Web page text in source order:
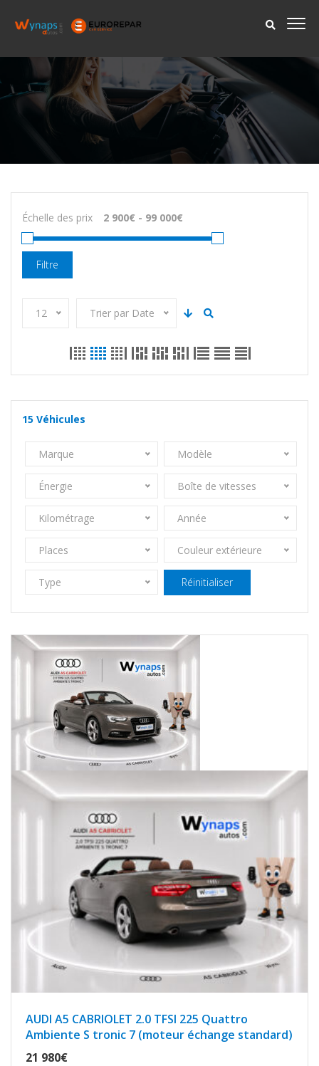
Échelle des prix
Filtre
12 Trier par Date
15 Véhicules
Marque Modèle
Énergie Boîte de vitesses
Kilométrage Année
Places Couleur extérieure
Type Réinitialiser
AUDI A5 CABRIOLET 2.0 TFSI 225 Quattro
Ambiente S tronic 7 (moteur échange standard)
21 980€